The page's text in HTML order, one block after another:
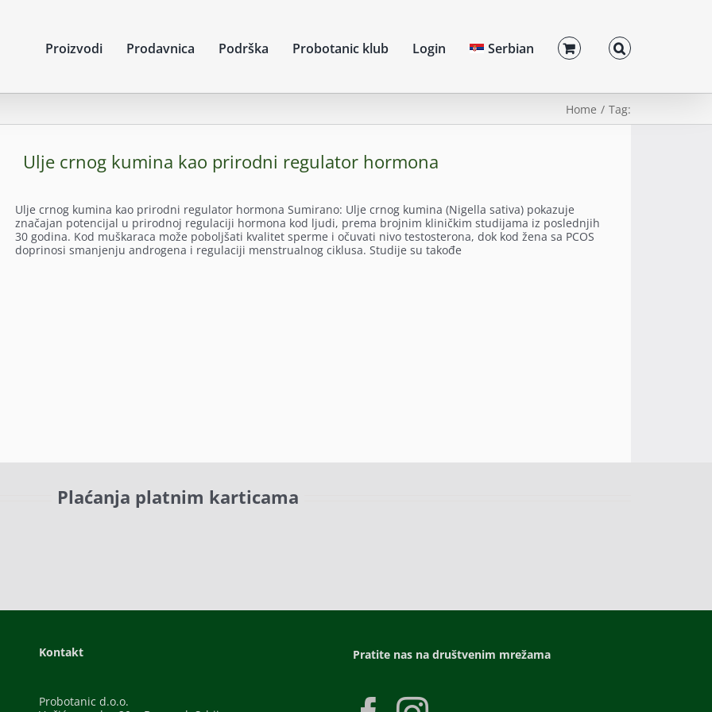
Proizvodi Prodavnica Podrška Probotanic klub Login Serbian
Home Tag:
Ulje crnog kumina kao prirodni regulator hormona
Ulje crnog kumina kao prirodni regulator hormona Sumirano: Ulje crnog kumina (Nigella sativa) pokazuje
značajan potencijal u prirodnoj regulaciji hormona kod ljudi, prema brojnim kliničkim studijama iz poslednjih
30 godina. Kod muškaraca može poboljšati kvalitet sperme i očuvati nivo testosterona, dok kod žena sa PCOS
doprinosi smanjenju androgena i regulaciji menstrualnog ciklusa. Studije su takođe
Plaćanja platnim karticama
Kontakt
Probotanic d.o.o.
Pratite nas na društvenim mrežama